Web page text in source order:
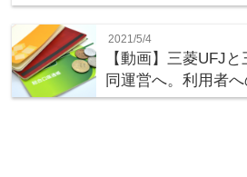
2021/5/4
【動画】三菱UFJ
同運営へ。利用者へ